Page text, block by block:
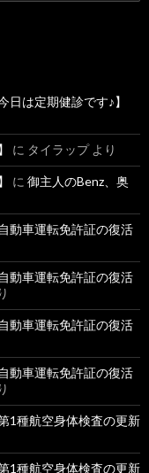
は定期健診です♪】
に タイラップより
に 御主人のBenz、奥
動車運転免許証の復活
動車運転免許証の復活
動車運転免許証の復活
動車運転免許証の復活
1種航空身体検査の更新
1種航空身体検査の更新